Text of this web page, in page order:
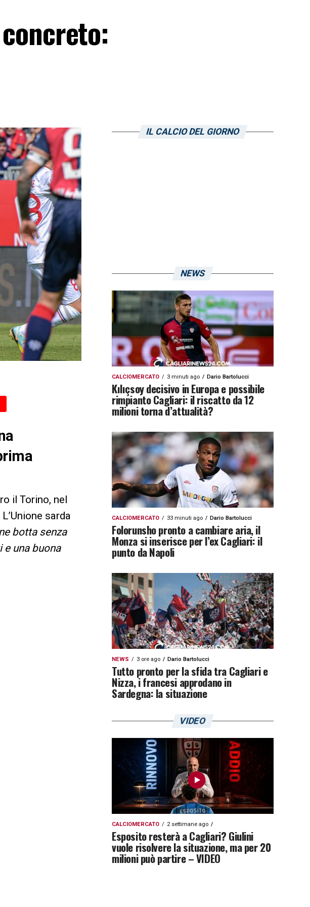
il Torino, nel
sarda
botta senza
una buona
IL CALCIO DEL GIORNO
NEWS
CALCIOMERCATO 3 minuti ago Dario Bartolucci
Kılıçsoy decisivo in Europa e possibile
rimpianto Cagliari: il riscatto da 12
milioni torna d’attualità?
CALCIOMERCATO 33 minuti ago Dario Bartolucci
Folorunsho pronto a cambiare aria, il
Monza si inserisce per l’ex Cagliari: il
punto da Napoli
NEWS 3 ore ago Dario Bartolucci
Tutto pronto per la sfida tra Cagliari e
Nizza, i francesi approdano in
Sardegna: la situazione
VIDEO
CALCIOMERCATO 2 settimane ago
Esposito resterà a Cagliari? Giulini
vuole risolvere la situazione, ma per 20
milioni può partire – VIDEO